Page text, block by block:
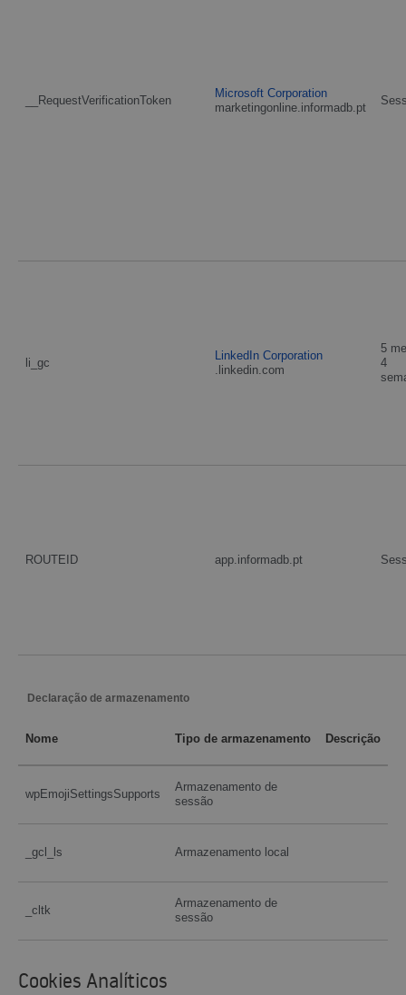
__RequestVerificationToken
Microsoft Corporation
marketingonline.informadb.pt
li_gc
LinkedIn Corporation
.linkedin.com
5
4
ROUTEID app.informadb.pt
Declaração de armazenamento
Nome Tipo de armazenamento Descrição
wpEmojiSettingsSupports
Armazenamento de
sessão
_gcl_ls Armazenamento local
_cltk
Armazenamento de
sessão
Cookies Analíticos